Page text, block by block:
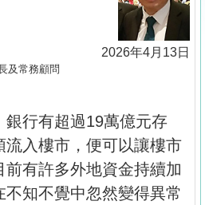
2026年4月13日
及常務顧問
行有超過19萬億元存
流入樓市，便可以讓樓市
有許多外地資金持續加
知不覺中忽然變得異常